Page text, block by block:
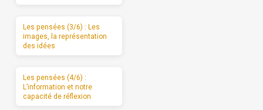
Les pensées (3/6) : Les
images, la représentation
des idées
Les pensées (4/6) :
L’information et notre
capacité de réflexion